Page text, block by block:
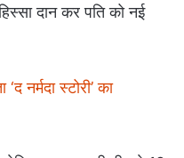
दान कर पति को नई
नर्मदा स्टोरी’ का